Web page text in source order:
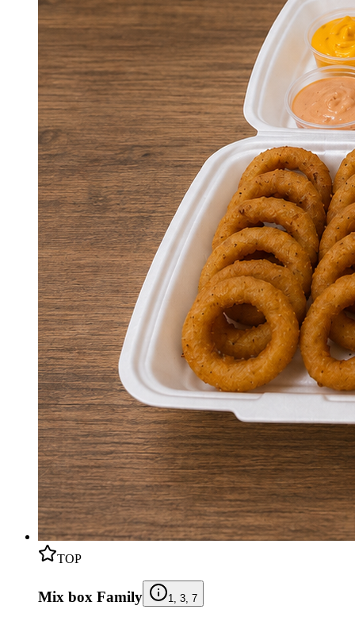
TOP
Mix box Family 1, 3, 7